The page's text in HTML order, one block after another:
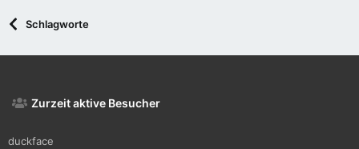
Schlagworte
Zurzeit aktive Besucher
duckface